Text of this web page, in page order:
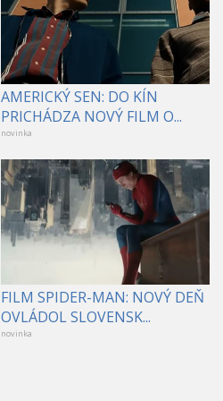
AMERICKÝ SEN: DO KÍN
PRICHÁDZA NOVÝ FILM O...
novinka
FILM SPIDER-MAN: NOVÝ DEŇ
OVLÁDOL SLOVENSK...
novinka